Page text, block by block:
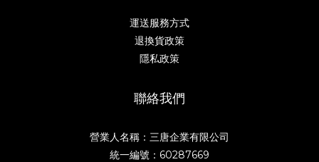
運送服務方式
退換貨政策
隱私政策
聯絡我們
營業人名稱：三唐企業有限公司
統一編號：60287669